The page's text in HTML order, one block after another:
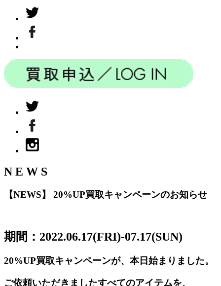
N E W S
【NEWS】 20%UP買取キャンペーンのお知らせ
期間：2022.06.17(FRI)-07.17(SUN)
20%UP買取キャンペーンが、本日始まりました。
ご依頼いただきましたすべてのアイテムを、